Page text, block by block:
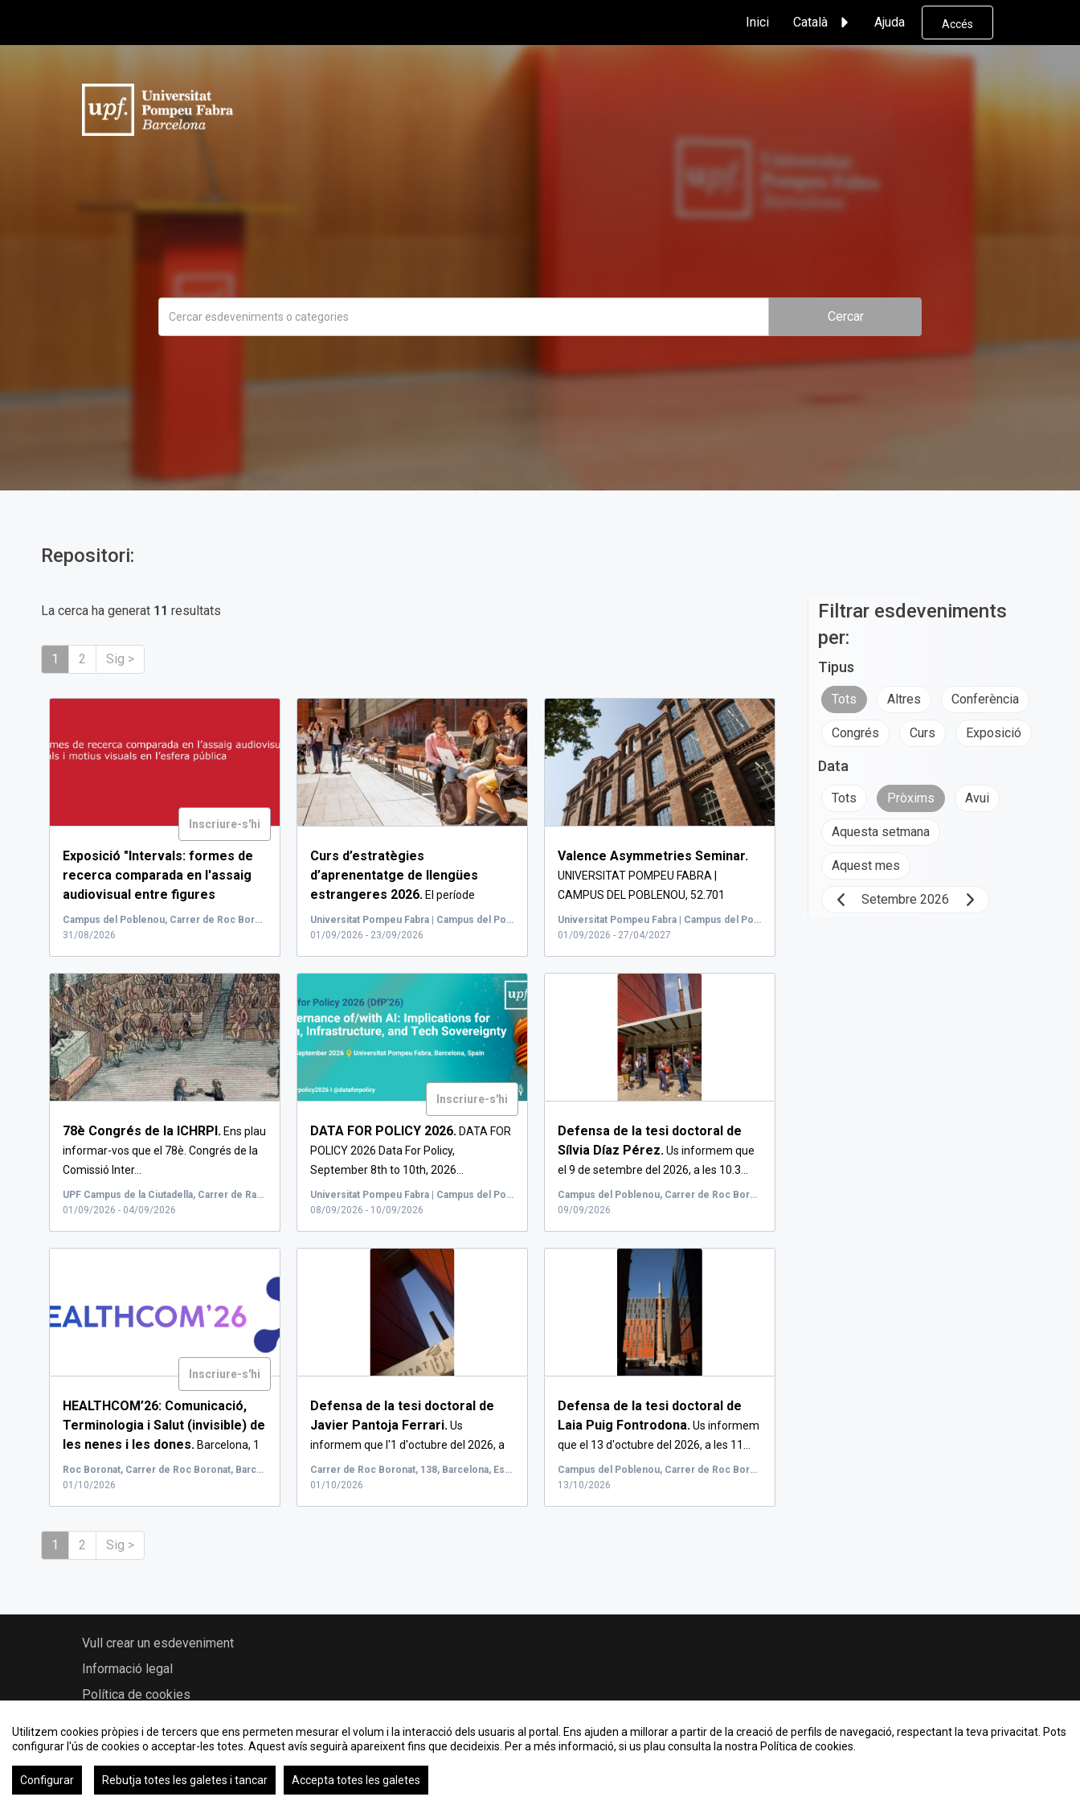
Utilitzem cookies pròpies i de tercers que ens permeten mesurar el volum i la interacció dels usuaris al portal. Ens ajuden a millorar a partir de la creació de perfils de navegació, respectant la teva privacitat. Pots
configurar l'ús de cookies o acceptar-les totes. Aquest avís seguirà apareixent fins que decideixis. Per a més informació, si us plau consulta la nostra Política de cookies.
Configurar Rebutja totes les galetes i tancar Accepta totes les galetes
Inici Català Ajuda Accés
Cercar
Repositori:
La cerca ha generat 11 resultats
1 2 Sig >
Inscriure-s'hi
Exposició "Intervals: formes de
recerca comparada en l'assaig
audiovisual entre figures
actorals i motius visuals en
l'esfera pública".
Campus del Poblenou, Carrer de Roc Boronat, Barcelona, Espanya
31/08/2026
Curs d’estratègies
d’aprenentatge de llengües
estrangeres 2026. El període
d'inscripció és de l'1 de ju...
Universitat Pompeu Fabra | Campus del Poblenou, Carrer de Roc Boronat, Barcelona, Espanya
01/09/2026 - 23/09/2026
Valence Asymmetries Seminar.
UNIVERSITAT POMPEU FABRA |
CAMPUS DEL POBLENOU, 52.701
CARRER DE ...
Universitat Pompeu Fabra | Campus del Poblenou, Carrer de Roc Boronat, Barcelona, Espanya
01/09/2026 - 27/04/2027
78è Congrés de la ICHRPI. Ens plau
informar-vos que el 78è. Congrés de la
Comissió Inter...
UPF Campus de la Ciutadella, Carrer de Ramon Trias Fargas, Barcelona, Espanya
01/09/2026 - 04/09/2026
Inscriure-s'hi
DATA FOR POLICY 2026. DATA FOR
POLICY 2026 Data For Policy,
September 8th to 10th, 2026...
Universitat Pompeu Fabra | Campus del Poblenou, Carrer de Roc Boronat, Barcelona, Espanya
08/09/2026 - 10/09/2026
Defensa de la tesi doctoral de
Sílvia Díaz Pérez.Us informem que
el 9 de setembre del 2026, a les 10.3...
Campus del Poblenou, Carrer de Roc Boronat, Barcelona, Espanya, Sala de conferències 55.309 - 3a planta edifici 55.Tànger
09/09/2026
Inscriure-s'hi
HEALTHCOM’26: Comunicació,
Terminologia i Salut (invisible) de
les nenes i les dones. Barcelona, 1
de o...
Roc Boronat, Carrer de Roc Boronat, Barcelona, Espanya
01/10/2026
Defensa de la tesi doctoral de
Javier Pantoja Ferrari.Us
informem que l'1 d'octubre del 2026, a
les 10...
Carrer de Roc Boronat, 138, Barcelona, Espanya, Sala de conferències 55.309 - 3a planta edifici 55. Tànger
01/10/2026
Defensa de la tesi doctoral de
Laia Puig Fontrodona.Us informem
que el 13 d'octubre del 2026, a les 11...
Campus del Poblenou, Carrer de Roc Boronat,138 Barcelona, Espanya, Sala de conferències 55.309 - 3a planta Edifici 55. Tànger
13/10/2026
1 2 Sig >
Filtrar esdeveniments
per:
Tipus
Tots Altres Conferència
Congrés Curs Exposició
Data
Tots Pròxims Avui
Aquesta setmana
Aquest mes
Setembre 2026
Vull crear un esdeveniment
Informació legal
Política de cookies
2026 © Eventum UPF - Universitat Pompeu Fabra